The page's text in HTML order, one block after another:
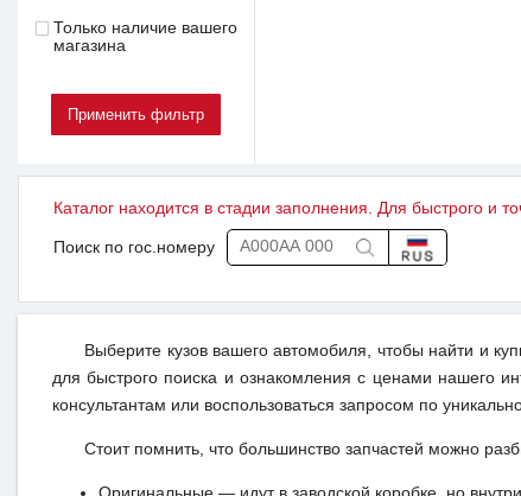
Только наличие вашего
магазина
Каталог находится в стадии заполнения. Для быстрого и
Поиск по гос.номеру
Выберите кузов вашего автомобиля, чтобы найти и
для быстрого поиска и ознакомления с ценами нашего
консультантам или воспользоваться запросом по
Стоит помнить, что большинство запчастей можно